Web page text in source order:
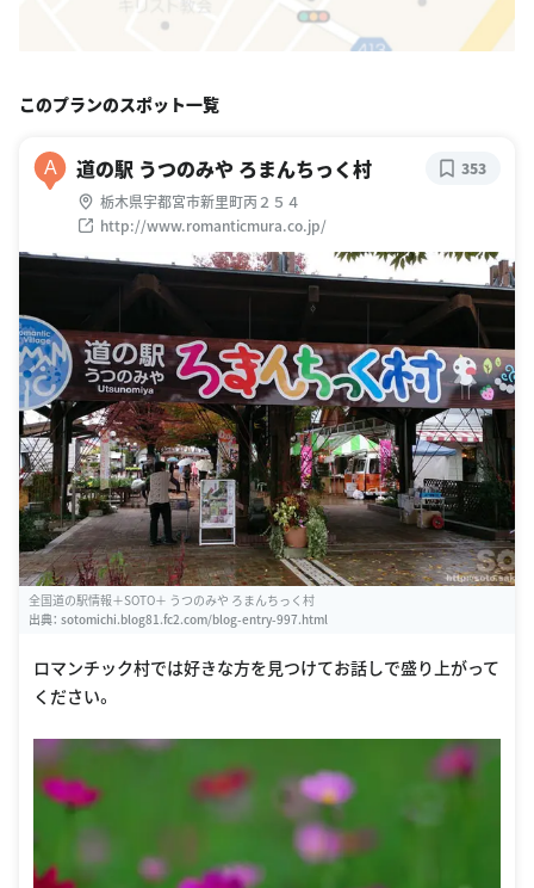
このプランのスポット一覧
A 道の駅 うつのみや ろまんちっく村
栃木県宇都宮市新里町丙２５４
http://www.romanticmura.co.jp/
353
全国道の駅情報＋SOTO＋ うつのみや ろまんちっく村
出典： sotomichi.blog81.fc2.com/blog-entry-997.html
ロマンチック村では好きな方を見つけてお話しで盛り上がって
ください。